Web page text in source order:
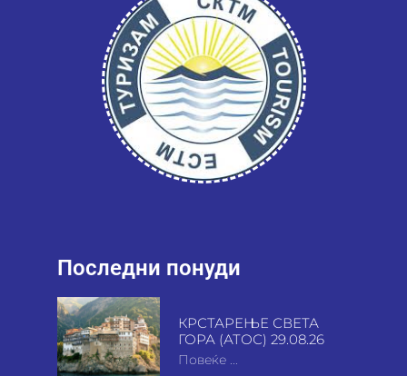
Последни понуди
КРСТАРЕЊЕ СВЕТА
ГОРА (АТОС) 29.08.26
Повеќе ...